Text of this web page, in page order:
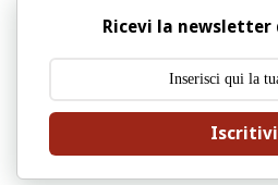
Ricevi la newsletter
Iscritivi